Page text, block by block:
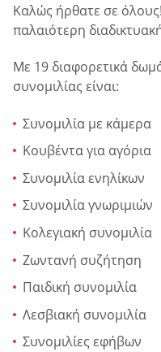
Καλώς ήρθατε σε
παλαιότερη
Με 19 διαφορετικά
συνομιλίας είναι:
Συνομιλία με κάμερα
Κουβέντα για αγόρια
Συνομιλία ενηλίκων
Συνομιλία γνωριμιών
Κολεγιακή συνομιλία
Ζωντανή συζήτηση
Παιδική συνομιλία
Λεσβιακή συνομιλία
Συνομιλίες εφήβων